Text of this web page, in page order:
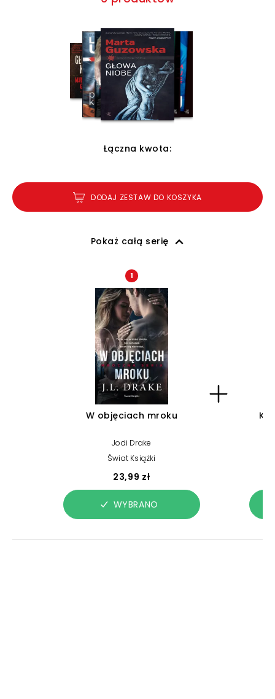
Łączna kwota:
DODAJ ZESTAW DO KOSZYKA
Pokaż całą serię
1
W objęciach mroku
Jodi Drake
Świat Książki
23,99 zł
WYBRANO